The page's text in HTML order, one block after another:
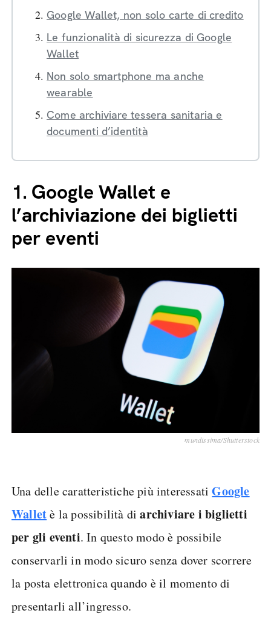
Google Wallet, non solo carte di credito
Le funzionalità di sicurezza di Google
Wallet
Non solo smartphone ma anche
wearable
Come archiviare tessera sanitaria e
documenti d’identità
1. Google Wallet e
l’archiviazione dei biglietti
per eventi
mundissima/Shutterstock
Una delle caratteristiche più interessatiGoogle
Walletè la possibilità diarchiviare i biglietti
per gli eventi. In questo modo è possibile
conservarli in modo sicuro senza dover scorrere
la posta elettronica quando è il momento di
presentarli all’ingresso.